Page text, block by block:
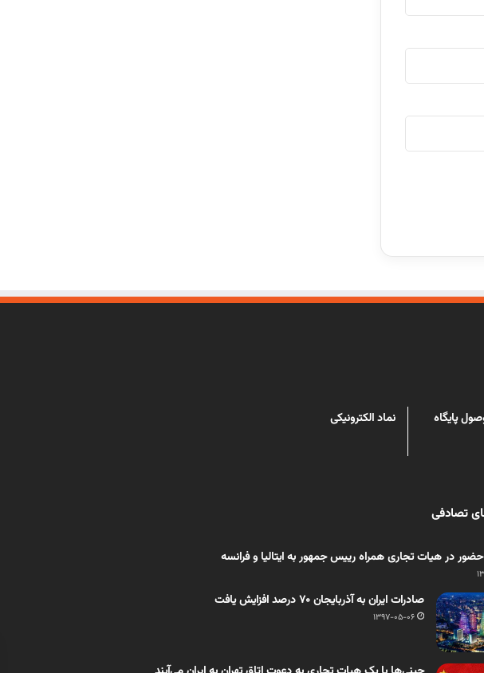
پایگاه
نماد الکترونیکی
تصادفی
در هیات تجاری همراه رییس جمهور به ایتالیا و فرانسه
صادرات ایران به آذربایجان ۷۰ درصد افزایش یافت
1397-05-06